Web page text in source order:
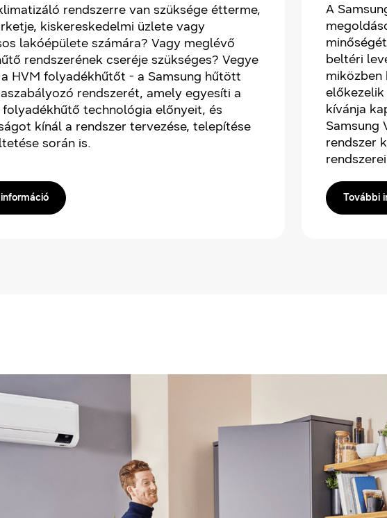
rendszerre van szüksége étterme,
kiskereskedelmi üzlete vagy
lakóépülete számára? Vagy meglévő
rendszerének cseréje szükséges? Vegye
HVM folyadékhűtőt - a Samsung hűtött
rendszerét, amely egyesíti a
folyadékhűtő technológia előnyeit, és
kínál a rendszer tervezése, telepítése
során is.
A
beltéri
miközben
előkezelik
kívánja
Samsung
rendszer
További